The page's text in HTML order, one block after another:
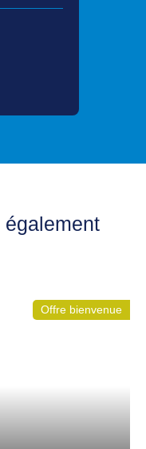
également
Offre bienvenue